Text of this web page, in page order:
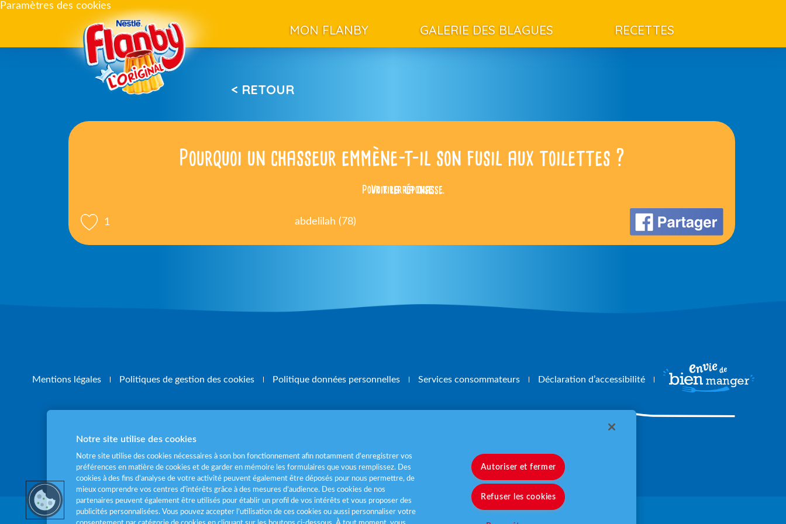
Paramètres des cookies
MON FLANBY GALERIE DES BLAGUES RECETTES
< RETOUR
Pourquoi un chasseur emmène-t-il son fusil aux toilettes ?
Voir la réponse
Pour tirer la chasse.
1 abdelilah (78)
Mentions légales Politiques de gestion des cookies Politique données personnelles Services consommateurs Déclaration d’accessibilité
Pour votre santé, mangez 5 fruits et légumes par jourwww.mangerbouger.fr
Notre site utilise des cookies
Notre site utilise des cookies nécessaires à son bon fonctionnement afin notamment d’enregistrer vos
préférences en matière de cookies et de garder en mémoire les formulaires que vous remplissez. Des
cookies à des fins d’analyse de votre activité peuvent également être déposés pour nous permettre, de
mieux comprendre vos centres d'intérêts grâce à des mesures d’audience. Des cookies de nos
partenaires peuvent également être utilisés pour établir un profil de vos intérêts et vous proposer des
publicités personnalisées. Vous pouvez accepter l’utilisation de ces cookies ou aussi personnaliser votre
Autoriser et fermer
Refuser les cookies